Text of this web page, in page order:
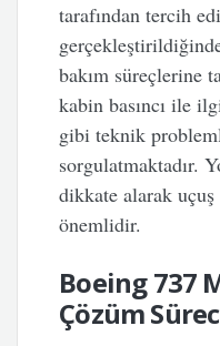
tarafından tercih
bakım süreçlerine
kabin basıncı ile
gibi teknik
sorgulatmaktadır.
dikkate alarak
önemlidir.
Boeing 737
Çözüm